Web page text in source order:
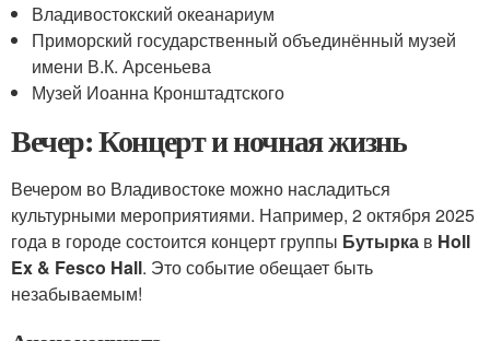
Владивостокский океанариум
Приморский государственный объединённый музей
имени В.К. Арсеньева
Музей Иоанна Кронштадтского
Вечер: Концерт и ночная жизнь
Вечером во Владивостоке можно насладиться
культурными мероприятиями. Например, 2 октября 2025
года в городе состоится концерт группы Бутырка в Holl
Ex & Fesco Hall. Это событие обещает быть
незабываемым!